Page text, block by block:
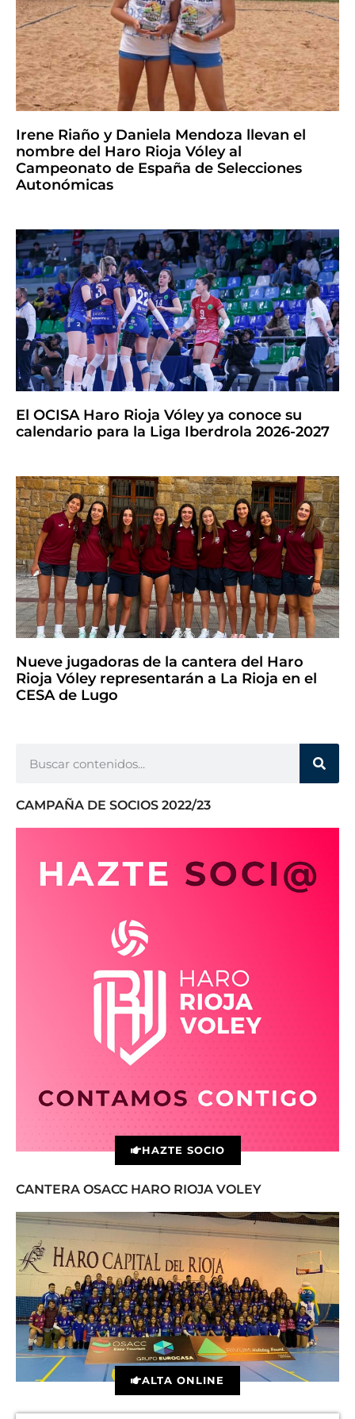
Irene Riaño y Daniela Mendoza llevan el
nombre del Haro Rioja Vóley al
Campeonato de España de Selecciones
Autonómicas
El OCISA Haro Rioja Vóley ya conoce su
calendario para la Liga Iberdrola 2026-2027
Nueve jugadoras de la cantera del Haro
Rioja Vóley representarán a La Rioja en el
CESA de Lugo
CAMPAÑA DE SOCIOS 2022/23
HAZTE SOCIO
CANTERA OSACC HARO RIOJA VOLEY
ALTA ONLINE